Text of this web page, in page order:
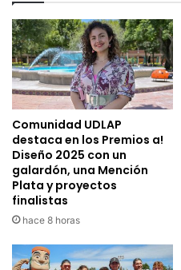
Comunidad UDLAP
destaca en los Premios a!
Diseño 2025 con un
galardón, una Mención
Plata y proyectos
finalistas
hace 8 horas